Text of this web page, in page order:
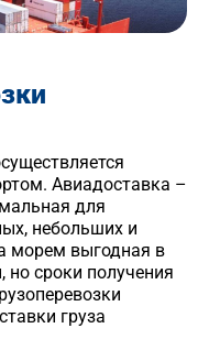
Авиадоставка –
для
небольших и
морем выгодная в
сроки получения
груза